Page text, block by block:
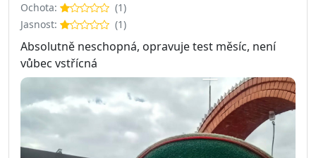
Ochota:
(1)
Jasnost:
(1)
Absolutně neschopná, opravuje test měsíc, není
vůbec vstřícná